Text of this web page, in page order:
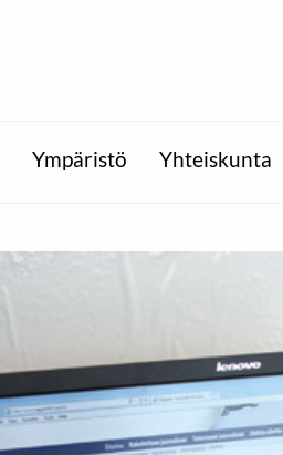
Ympäristö Yhteiskunta